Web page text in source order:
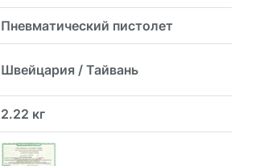
Пневматический пистолет
Швейцария / Тайвань
2.22 кг